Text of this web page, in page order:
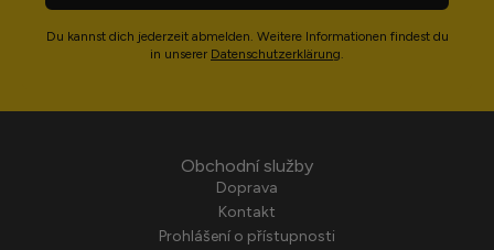
Du kannst dich jederzeit abmelden. Weitere Informationen findest du
in unserer ​ Datenschutzerklärung.
Obchodní služby
Doprava
Kontakt
Prohlášení o přístupnosti